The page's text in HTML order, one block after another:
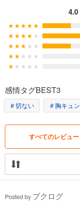
4.0
感情タグBEST3
＃切ない ＃胸キュン
すべてのレビュー
Posted by ブクログ